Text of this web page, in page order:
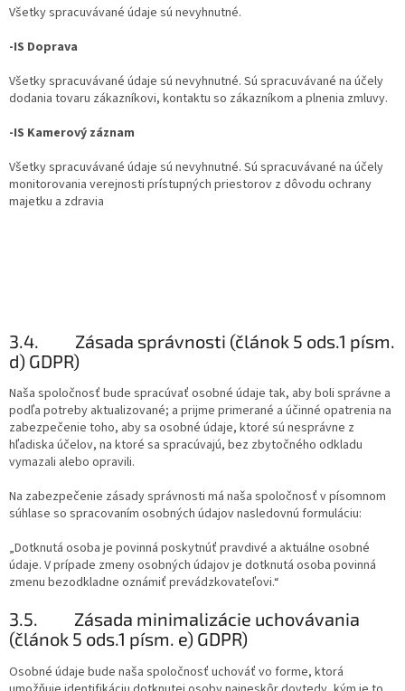
Všetky spracuvávané údaje sú nevyhnutné.
-IS Doprava
Všetky spracuvávané údaje sú nevyhnutné. Sú spracuvávané na účely
dodania tovaru zákazníkovi, kontaktu so zákazníkom a plnenia zmluvy.
-IS Kamerový záznam
Všetky spracuvávané údaje sú nevyhnutné. Sú spracuvávané na účely
monitorovania verejnosti prístupných priestorov z dôvodu ochrany
majetku a zdravia
3.4. Zásada správnosti (článok 5 ods.1 písm.
d) GDPR)
Naša spoločnosť bude spracúvať osobné údaje tak, aby boli správne a
podľa potreby aktualizované; a prijme primerané a účinné opatrenia na
zabezpečenie toho, aby sa osobné údaje, ktoré sú nesprávne z
hľadiska účelov, na ktoré sa spracúvajú, bez zbytočného odkladu
vymazali alebo opravili.
Na zabezpečenie zásady správnosti má naša spoločnosť v písomnom
súhlase so spracovaním osobných údajov nasledovnú formuláciu:
„Dotknutá osoba je povinná poskytnúť pravdivé a aktuálne osobné
údaje. V prípade zmeny osobných údajov je dotknutá osoba povinná
zmenu bezodkladne oznámiť prevádzkovateľovi.“
3.5. Zásada minimalizácie uchovávania
(článok 5 ods.1 písm. e) GDPR)
Osobné údaje bude naša spoločnosť uchováť vo forme, ktorá